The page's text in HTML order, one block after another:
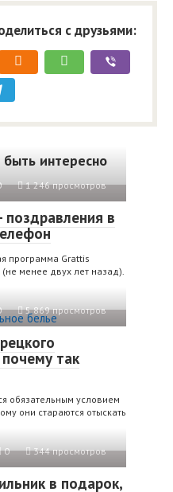
с друзьями:
интересно
1 246 просмотров
в
программа Grattis
менее двух лет назад).
5 869 просмотров
так
обязательным условием
они стараются отыскать
0 344 просмотров
в подарок,